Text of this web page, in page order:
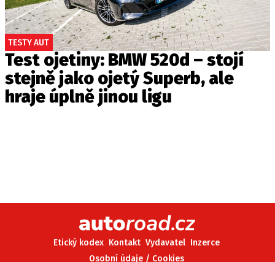
TESTY AUT
Test ojetiny: BMW 520d – stojí
stejně jako ojetý Superb, ale
hraje úplně jinou ligu
Etický kodex Kontakt Vydavatel Inzerce
Osobní údaje / Cookies